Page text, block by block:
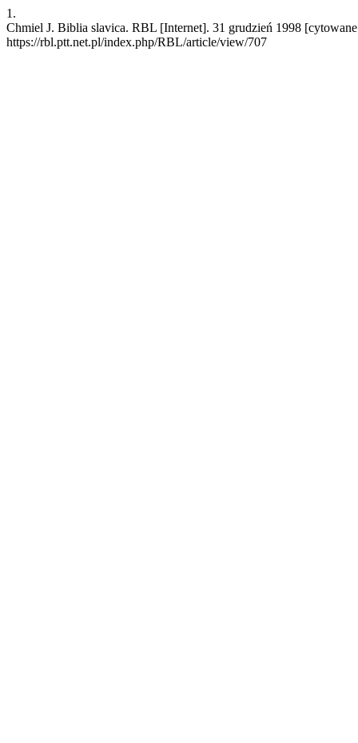
1.
Chmiel J. Biblia slavica. RBL [Internet]. 31 grudzień 1998
https://rbl.ptt.net.pl/index.php/RBL/article/view/707